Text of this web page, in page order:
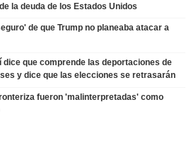
la deuda de los Estados Unidos
de que Trump no planeaba atacar a
dice que comprende las deportaciones de
y dice que las elecciones se retrasarán
fueron 'malinterpretadas' como